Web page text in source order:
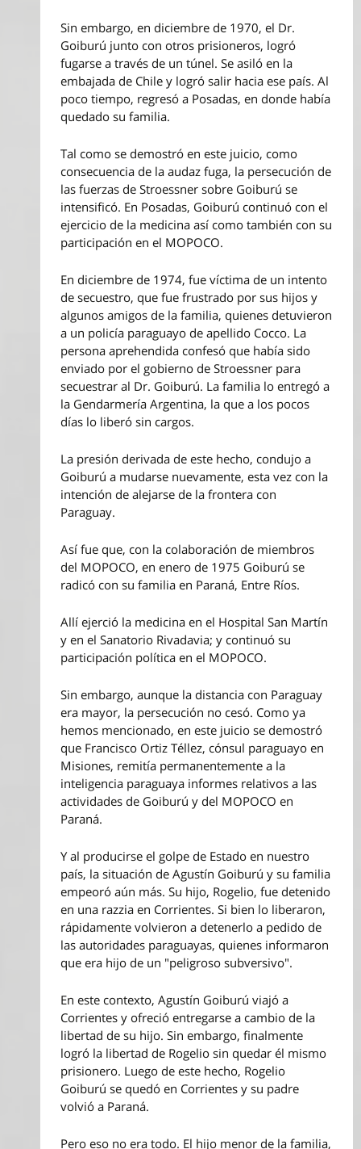
Sin embargo, en diciembre de 1970, el Dr.
Goiburú junto con otros prisioneros, logró
fugarse a través de un túnel. Se asiló en la
embajada de Chile y logró salir hacia ese país. Al
poco tiempo, regresó a Posadas, en donde había
quedado su familia.
Tal como se demostró en este juicio, como
consecuencia de la audaz fuga, la persecución de
las fuerzas de Stroessner sobre Goiburú se
intensificó. En Posadas, Goiburú continuó con el
ejercicio de la medicina así como también con su
participación en el MOPOCO.
En diciembre de 1974, fue víctima de un intento
de secuestro, que fue frustrado por sus hijos y
algunos amigos de la familia, quienes detuvieron
a un policía paraguayo de apellido Cocco. La
persona aprehendida confesó que había sido
enviado por el gobierno de Stroessner para
secuestrar al Dr. Goiburú. La familia lo entregó a
la Gendarmería Argentina, la que a los pocos
días lo liberó sin cargos.
La presión derivada de este hecho, condujo a
Goiburú a mudarse nuevamente, esta vez con la
intención de alejarse de la frontera con
Paraguay.
Así fue que, con la colaboración de miembros
del MOPOCO, en enero de 1975 Goiburú se
radicó con su familia en Paraná, Entre Ríos.
Allí ejerció la medicina en el Hospital San Martín
y en el Sanatorio Rivadavia; y continuó su
participación política en el MOPOCO.
Sin embargo, aunque la distancia con Paraguay
era mayor, la persecución no cesó. Como ya
hemos mencionado, en este juicio se demostró
que Francisco Ortiz Téllez, cónsul paraguayo en
Misiones, remitía permanentemente a la
inteligencia paraguaya informes relativos a las
actividades de Goiburú y del MOPOCO en
Paraná.
Y al producirse el golpe de Estado en nuestro
país, la situación de Agustín Goiburú y su familia
empeoró aún más. Su hijo, Rogelio, fue detenido
en una razzia en Corrientes. Si bien lo liberaron,
rápidamente volvieron a detenerlo a pedido de
las autoridades paraguayas, quienes informaron
que era hijo de un "peligroso subversivo".
En este contexto, Agustín Goiburú viajó a
Corrientes y ofreció entregarse a cambio de la
libertad de su hijo. Sin embargo, finalmente
logró la libertad de Rogelio sin quedar él mismo
prisionero. Luego de este hecho, Rogelio
Goiburú se quedó en Corrientes y su padre
volvió a Paraná.
Pero eso no era todo. El hijo menor de la familia,